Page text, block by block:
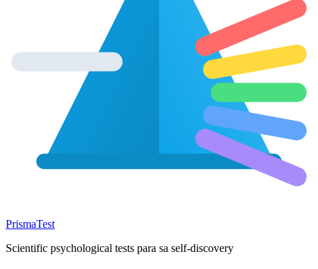
PrismaTest
Scientific psychological tests para sa self-discovery